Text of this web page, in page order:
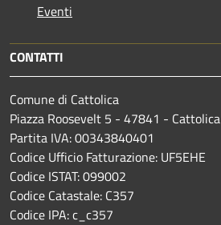
Eventi
CONTATTI
Comune di Cattolica
Piazza Roosevelt 5 - 47841 - Cattolica
Partita IVA: 00343840401
Codice Ufficio Fatturazione: UF5EHE
Codice ISTAT: 099002
Codice Catastale: C357
Codice IPA: c_c357